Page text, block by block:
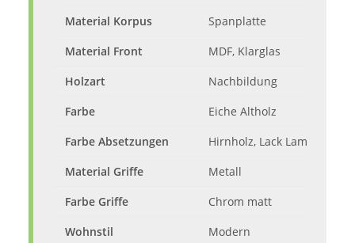
Material Korpus
Spanplatte
Material Front
MDF, Klarglas
Holzart
Nachbildung
Farbe
Eiche Altholz
Farbe Absetzungen
Hirnholz, Lack Laminat
Material Griffe
Metall
Farbe Griffe
Chrom matt
Wohnstil
Modern